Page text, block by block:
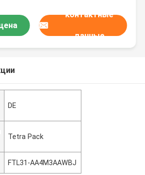
контактные
данные
DE
Tetra Pack
FTL31-AA4M3AAWBJ